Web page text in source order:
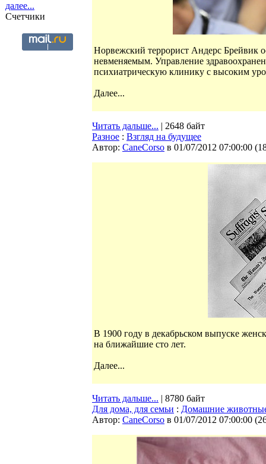
далее...
Счетчики
Норвежский террорист Андерс Брейвик
невменяемым. Управление
психиатрическую клинику с высоким
Далее...
Читать дальше... | 2648 байт
Разное : Взгляд на будущее
Автор: CaneCorso в 01/07/2012 07:00:00 (
В 1900 году в декабрьском выпуске
на ближайшие сто лет.
Далее...
Читать дальше... | 8780 байт
Для дома, для семьи : Домашние
Автор: CaneCorso в 01/07/2012 07:00:00 (